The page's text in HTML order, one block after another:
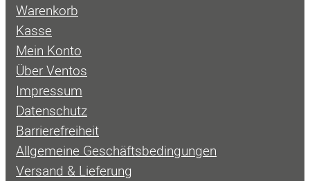
Warenkorb
Kasse
Mein Konto
Über Ventos
Impressum
Datenschutz
Barrierefreiheit
Allgemeine Geschäftsbedingungen
Versand & Lieferung